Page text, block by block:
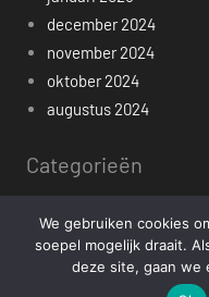
december 2024
november 2024
oktober 2024
augustus 2024
Categorieën
Algemeen
Gezondheid
We gebruiken cookies
soepel mogelijk draait.
deze site, gaan we